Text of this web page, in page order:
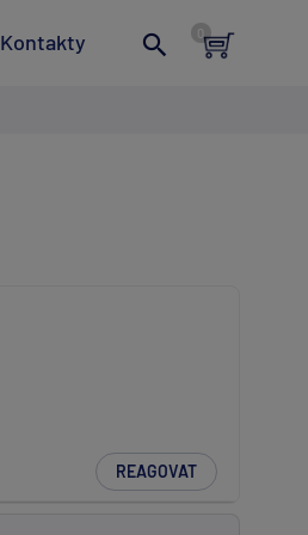
Kontakty
REAGOVAT